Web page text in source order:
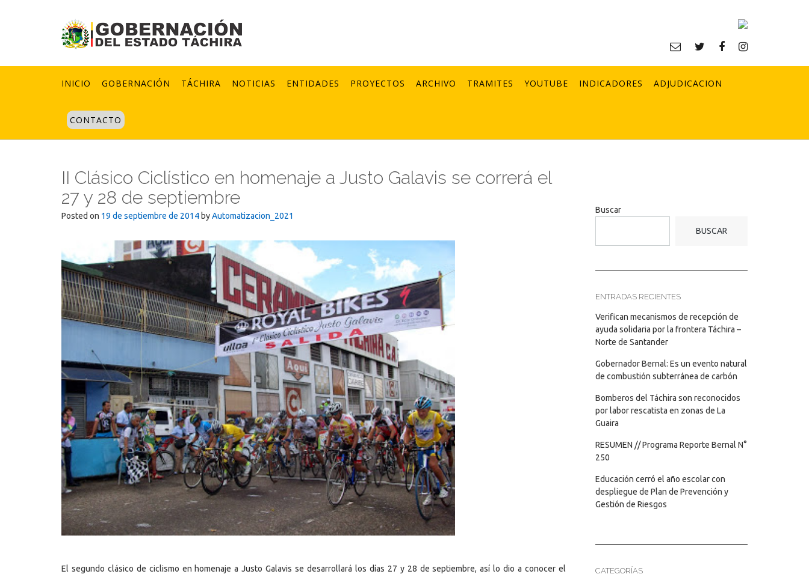
INICIO GOBERNACIÓN TÁCHIRA NOTICIAS ENTIDADES PROYECTOS ARCHIVO TRAMITES YOUTUBE INDICADORES ADJUDICACION
CONTACTO
II Clásico Ciclístico en homenaje a Justo Galavis se correrá el
27 y 28 de septiembre
Posted on 19 de septiembre de 2014 byAutomatizacion_2021
El segundo clásico de ciclismo en homenaje a Justo Galavis se desarrollará los días 27 y 28 de septiembre, así lo dio a conocer el
Buscar
BUSCAR
ENTRADAS RECIENTES
Verifican mecanismos de recepción de
ayuda solidaria por la frontera Táchira –
Norte de Santander
Gobernador Bernal: Es un evento natural
de combustión subterránea de carbón
Bomberos del Táchira son reconocidos
por labor rescatista en zonas de La
Guaira
RESUMEN // Programa Reporte Bernal N°
250
Educación cerró el año escolar con
despliegue de Plan de Prevención y
Gestión de Riesgos
CATEGORÍAS